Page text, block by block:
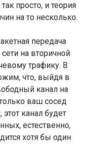
просто, и теория
на то несколько.
передача
на вторичной
трафику. В
что, выйдя в
канал на
ваш сосед
канал будет
естественно,
хотя бы один